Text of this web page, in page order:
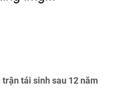
tái sinh sau 12 năm